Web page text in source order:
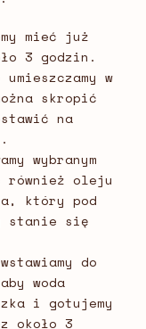
mieć już
3 godzin.
w
skropić
na
wybranym
również oleju
który pod
stanie się
do
woda
i gotujemy
około 3